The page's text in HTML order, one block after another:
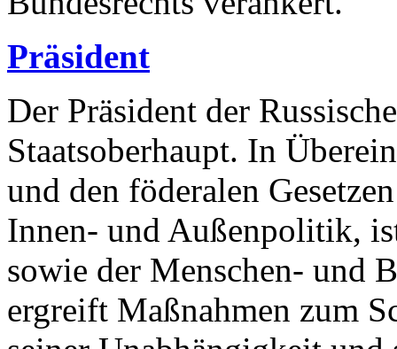
Präsident
Der Präsident der
Staatsoberhaupt. In
und den föderalen
Innen- und Außenpolitik,
sowie der Menschen- und
ergreift Maßnahmen zum